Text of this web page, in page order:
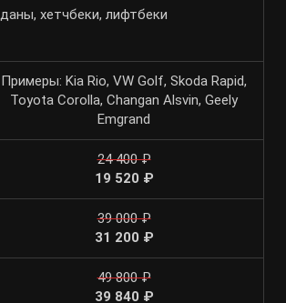
хетчбеки, лифтбеки
Примеры: Kia Rio, VW Golf, Skoda Rapid,
Toyota Corolla, Changan Alsvin, Geely
Emgrand
24 400 ₽
19 520 ₽
39 000 ₽
31 200 ₽
49 800 ₽
39 840 ₽